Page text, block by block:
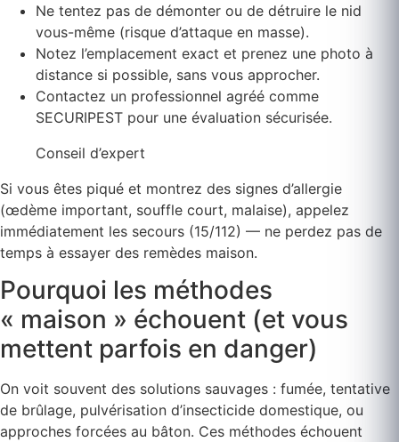
Ne tentez pas de démonter ou de détruire le nid
vous-même (risque d’attaque en masse).
Notez l’emplacement exact et prenez une photo à
distance si possible, sans vous approcher.
Contactez un professionnel agréé comme
SECURIPEST pour une évaluation sécurisée.
Conseil d’expert
Si vous êtes piqué et montrez des signes d’allergie
(œdème important, souffle court, malaise), appelez
immédiatement les secours (15/112) — ne perdez pas de
temps à essayer des remèdes maison.
Pourquoi les méthodes
« maison » échouent (et vous
mettent parfois en danger)
On voit souvent des solutions sauvages : fumée, tentative
de brûlage, pulvérisation d’insecticide domestique, ou
approches forcées au bâton. Ces méthodes échouent